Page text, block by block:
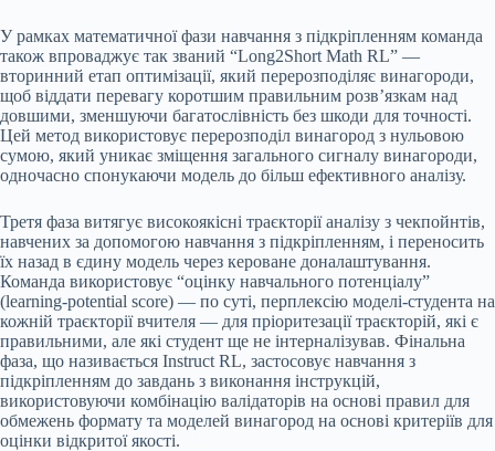
У рамках математичної фази навчання з підкріпленням команда
також впроваджує так званий “Long2Short Math RL” —
вторинний етап оптимізації, який перерозподіляє винагороди,
щоб віддати перевагу коротшим правильним розв’язкам над
довшими, зменшуючи багатослівність без шкоди для точності.
Цей метод використовує перерозподіл винагород з нульовою
сумою, який уникає зміщення загального сигналу винагороди,
одночасно спонукаючи модель до більш ефективного аналізу.
Третя фаза витягує високоякісні траєкторії аналізу з чекпойнтів,
навчених за допомогою навчання з підкріпленням, і переносить
їх назад в єдину модель через кероване доналаштування.
Команда використовує “оцінку навчального потенціалу”
(learning-potential score) — по суті, перплексію моделі-студента на
кожній траєкторії вчителя — для пріоритезації траєкторій, які є
правильними, але які студент ще не інтерналізував. Фінальна
фаза, що називається Instruct RL, застосовує навчання з
підкріпленням до завдань з виконання інструкцій,
використовуючи комбінацію валідаторів на основі правил для
обмежень формату та моделей винагород на основі критеріїв для
оцінки відкритої якості.